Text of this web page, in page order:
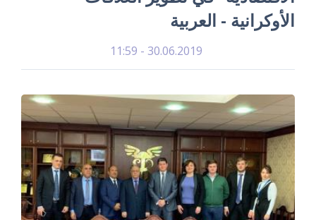
الأوكرانية - العربية
30.06.2019 - 11:59